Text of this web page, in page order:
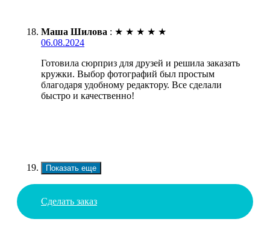
Маша Шилова : ★ ★ ★ ★ ★
06.08.2024
Готовила сюрприз для друзей и решила заказать
кружки. Выбор фотографий был простым
благодаря удобному редактору. Все сделали
быстро и качественно!
Показать еще
Сделать заказ